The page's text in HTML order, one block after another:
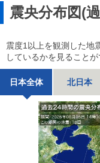
震央分布図(
震度1以上を観測した地
しているかを見ることが
日本全体 北日本